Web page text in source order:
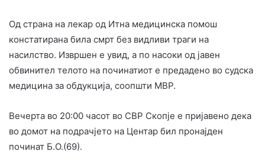
Од страна на лекар од Итна медицинска помош
констатирана била смрт без видливи траги на
насилство. Извршен е увид, а по насоки од јавен
обвинител телото на починатиот е предадено во судска
медицина за обдукција, соопшти МВР.
Вечерта во 20:00 часот во СВР Скопје е пријавено дека
во домот на подрачјето на Центар бил пронајден
починат Б.О.(69).